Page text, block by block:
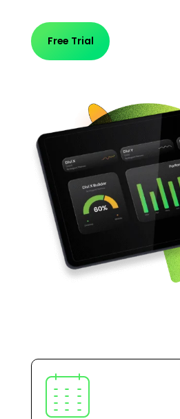
Partners Estratégicos
EXPLORAR SOLUIONES
SOLUCIONES CLOUD
SAP Cloud ERP
SAP Cloud ERP RISE
SAP BTP
SAP Business Data
SAP Success Factors
SOLUCIONES ONPREMISE
SAP Business One
Addons para SAP
SAP S4HANA
Migración a S4HANA
Business One
Soporte y
S4HANA Cloud
CONSULTORIA
Free Trial